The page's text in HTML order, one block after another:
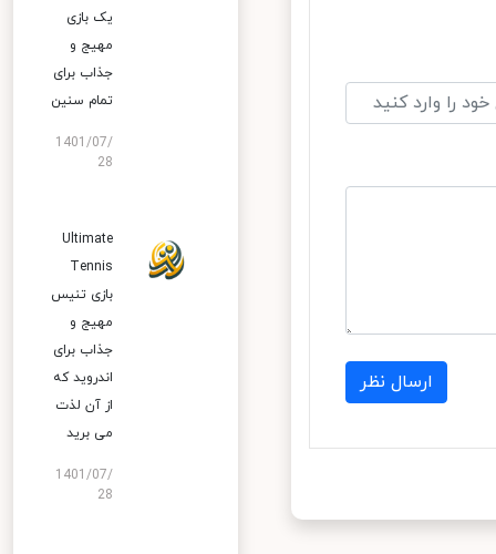
ارسال نظر
یک بازی
مهیج و
جذاب برای
تمام سنین
1401/07/
28
Ultimate
Tennis
بازی تنیس
مهیج و
جذاب برای
اندروید که
از آن لذت
می برید
1401/07/
28